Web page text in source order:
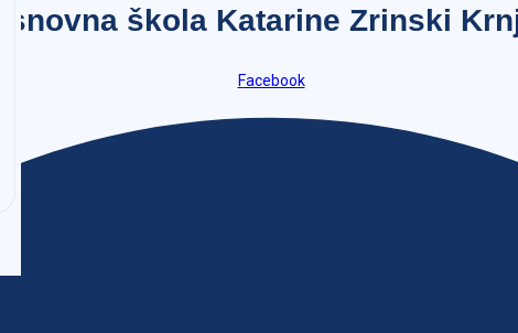
Osnovna škola Katarine Zrinski
Facebook